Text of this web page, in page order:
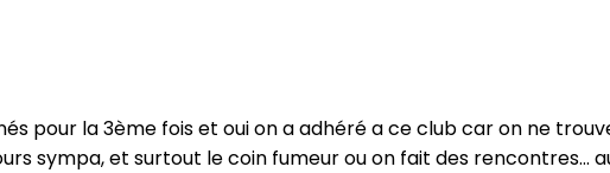
pour la 3ème fois et oui on a adhéré a ce club car on ne
sympa, et surtout le coin fumeur ou on fait des